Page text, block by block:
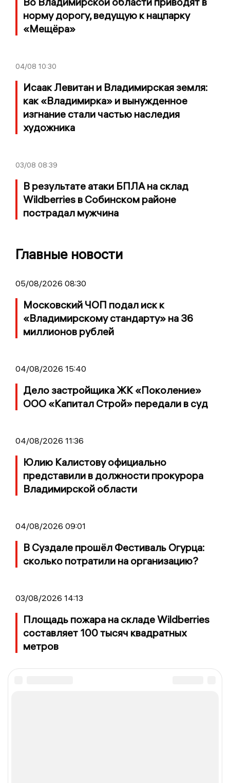
норму дорогу, ведущую к нацпарку
«Мещёра»
04/08 10:30
Исаак Левитан и Владимирская земля:
как «Владимирка» и вынужденное
изгнание стали частью наследия
художника
03/08 08:39
В результате атаки БПЛА на склад
Wildberries в Собинском районе
пострадал мужчина
Главные новости
05/08/2026 08:30
Московский ЧОП подал иск к
«Владимирскому стандарту» на 36
миллионов рублей
04/08/2026 15:40
Дело застройщика ЖК «Поколение»
ООО «Капитал Строй» передали в суд
04/08/2026 11:36
Юлию Калистову официально
представили в должности прокурора
Владимирской области
04/08/2026 09:01
В Суздале прошёл Фестиваль Огурца:
сколько потратили на организацию?
03/08/2026 14:13
Площадь пожара на складе Wildberries
составляет 100 тысяч квадратных
метров